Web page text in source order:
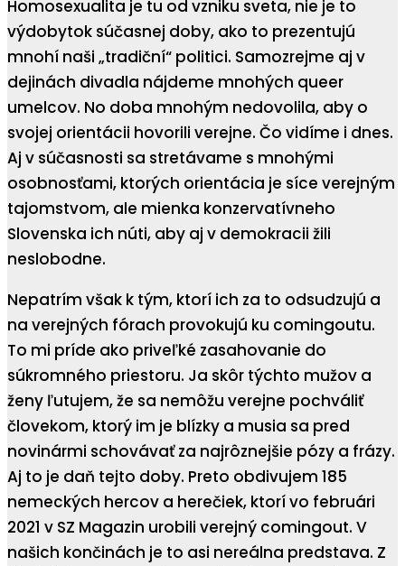
Homosexualita je tu od vzniku sveta, nie je to
výdobytok súčasnej doby, ako to prezentujú
mnohí naši „tradiční“ politici. Samozrejme aj v
dejinách divadla nájdeme mnohých queer
umelcov. No doba mnohým nedovolila, aby o
svojej orientácii hovorili verejne. Čo vidíme i dnes.
Aj v súčasnosti sa stretávame s mnohými
osobnosťami, ktorých orientácia je síce verejným
tajomstvom, ale mienka konzervatívneho
Slovenska ich núti, aby aj v demokracii žili
neslobodne.
Nepatrím však k tým, ktorí ich za to odsudzujú a
na verejných fórach provokujú ku comingoutu.
To mi príde ako priveľké zasahovanie do
súkromného priestoru. Ja skôr týchto mužov a
ženy ľutujem, že sa nemôžu verejne pochváliť
človekom, ktorý im je blízky a musia sa pred
novinármi schovávať za najrôznejšie pózy a frázy.
Aj to je daň tejto doby. Preto obdivujem 185
nemeckých hercov a herečiek, ktorí vo februári
2021 v SZ Magazin urobili verejný comingout. V
našich končinách je to asi nereálna predstava. Z